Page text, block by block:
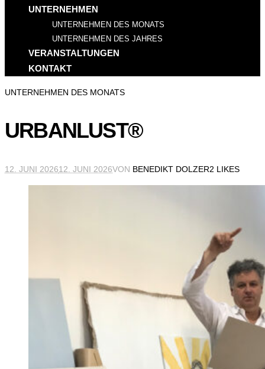
UNTERNEHMEN
UNTERNEHMEN DES MONATS
UNTERNEHMEN DES JAHRES
VERANSTALTUNGEN
KONTAKT
UNTERNEHMEN DES MONATS
URBANLUST®
12. JUNI 202612. JUNI 2026VON BENEDIKT DOLZER2 LIKES